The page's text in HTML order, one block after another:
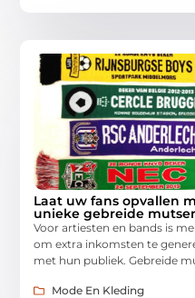
Laat uw fans opvallen
unieke gebreide
Voor artiesten en bands is
om extra inkomsten te
met hun publiek. Gebreide
Mode En Kleding